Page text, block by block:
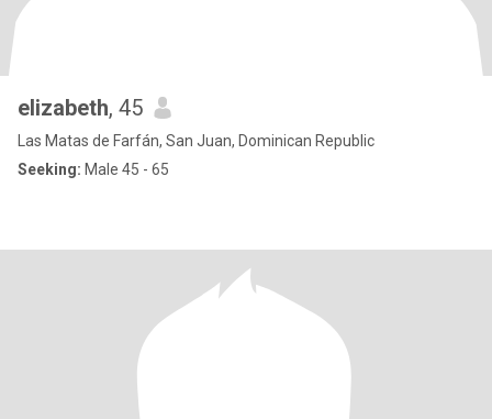
elizabeth, 45
Las Matas de Farfán, San Juan, Dominican Republic
Seeking: Male 45 - 65